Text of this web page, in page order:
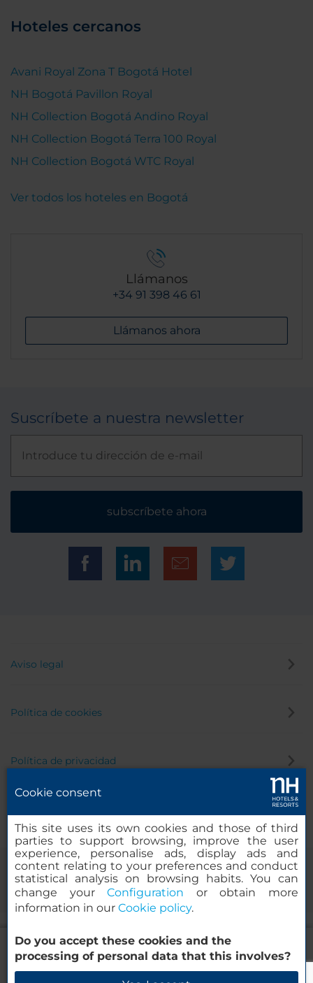
NH Bogotá Urban 93 Royal
Hoteles cercanos
Avani Royal Zona T Bogotá Hotel
NH Bogotá Pavillon Royal
NH Collection Bogotá Andino Royal
NH Collection Bogotá Terra 100 Royal
NH Collection Bogotá WTC Royal
Ver todos los hoteles en Bogotá
Llámanos
+34 91 398 46 61
Llámanos ahora
Suscríbete a nuestra newsletter
subscríbete ahora
Aviso legal
Política de cookies
Política de privacidad
© 2000-2026 MINOR HOTELS EUROPE & AMERICAS Santa Engracia,
120. 28003 Madrid, España
Cookie consent
This site uses its own cookies and those of third
parties to support browsing, improve the user
experience, personalise ads, display ads and
content relating to your preferences and conduct
statistical analysis on browsing habits. You can
change yourConfiguration or obtain more
information in our Cookie policy.
Do you accept these cookies and the
processing of personal data that this involves?